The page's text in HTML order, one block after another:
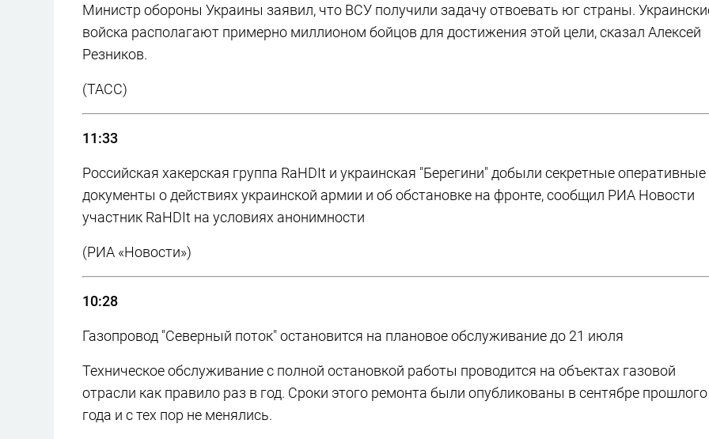
Министр обороны Украины заявил, что ВСУ получили задачу отвоевать юг страны.
войска располагают примерно миллионом бойцов для достижения этой цели, сказал Алексей
Резников.
(ТАСС)
11:33
Российская хакерская группа RaHDIt и украинская "Берегини" добыли секретные оперативные
документы о действиях украинской армии и об обстановке на фронте, сообщил РИА Новости
участник RaHDIt на условиях анонимности
(РИА «Новости»)
10:28
Газопровод "Северный поток" остановится на плановое обслуживание до 21 июля
Техническое обслуживание с полной остановкой работы проводится на объектах газовой
отрасли как правило раз в год. Сроки этого ремонта были опубликованы в сентябре прошлого
года и с тех пор не менялись.